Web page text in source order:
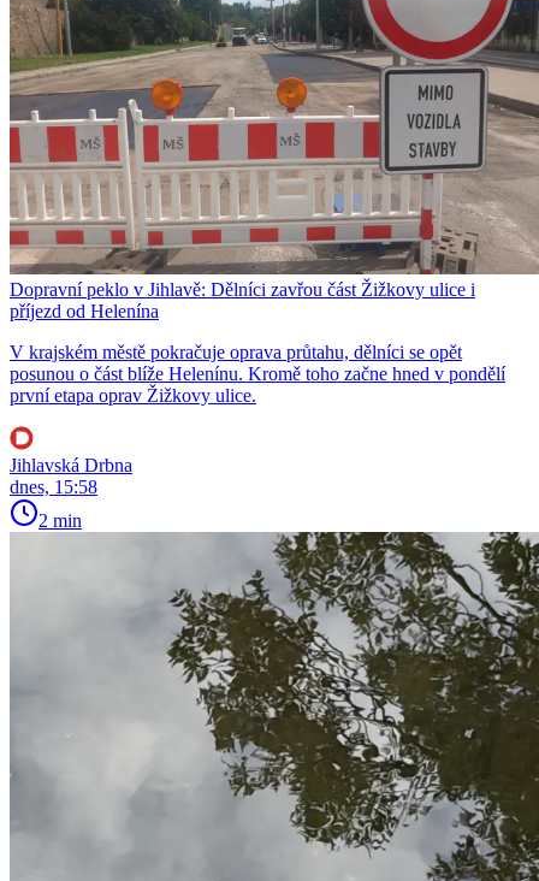
Dopravní peklo v Jihlavě: Dělníci zavřou část Žižkovy ulice i
příjezd od Helenína
V krajském městě pokračuje oprava průtahu, dělníci se opět
posunou o část blíže Helenínu. Kromě toho začne hned v pondělí
první etapa oprav Žižkovy ulice.
Jihlavská Drbna
dnes, 15:58
2 min